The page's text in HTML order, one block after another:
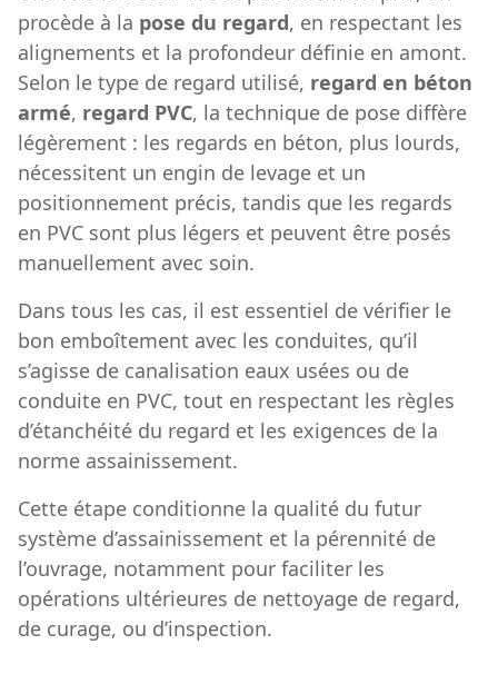
procède à la pose du regard, en respectant les
alignements et la profondeur définie en amont.
Selon le type de regard utilisé, regard en béton
armé, regard PVC, la technique de pose diffère
légèrement : les regards en béton, plus lourds,
nécessitent un engin de levage et un
positionnement précis, tandis que les regards
en PVC sont plus légers et peuvent être posés
manuellement avec soin.
Dans tous les cas, il est essentiel de vérifier le
bon emboîtement avec les conduites, qu’il
s’agisse de canalisation eaux usées ou de
conduite en PVC, tout en respectant les règles
d’étanchéité du regard et les exigences de la
norme assainissement.
Cette étape conditionne la qualité du futur
système d’assainissement et la pérennité de
l’ouvrage, notamment pour faciliter les
opérations ultérieures de nettoyage de regard,
de curage, ou d’inspection.